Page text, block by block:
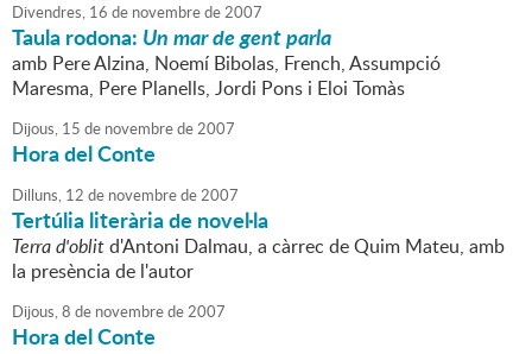
Divendres, 16 de novembrede2007
Taula rodona: Un mar de gent parla
amb Pere Alzina, Noemí Bibolas, French, Assumpció
Maresma, Pere Planells, Jordi Pons i Eloi Tomàs
Dijous, 15 de novembrede2007
Hora del Conte
Dilluns, 12 de novembrede2007
Tertúlia literària de novel·la
Terra d'oblitd'Antoni Dalmau, a càrrec de Quim Mateu, amb
la presència de l'autor
Dijous,8 de novembrede2007
Hora del Conte